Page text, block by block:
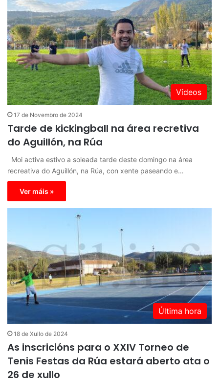
Vídeos
17 de Novembro de 2024
Tarde de kickingball na área recretiva
do Aguillón, na Rúa
Moi activa estivo a soleada tarde deste domingo na área
recreativa do Aguillón, na Rúa, con xente paseando e…
Ver máis »
Última hora
18 de Xullo de 2024
As inscricións para o XXIV Torneo de
Tenis Festas da Rúa estará aberto ata o
26 de xullo